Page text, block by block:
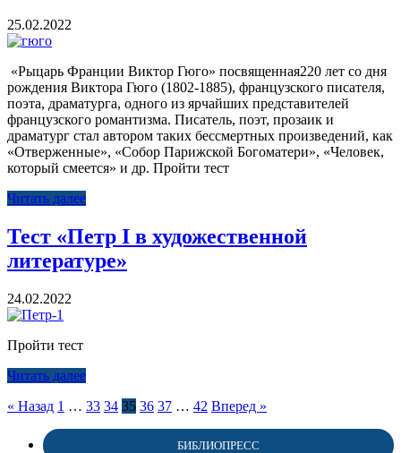
25.02.2022
«Рыцарь Франции Виктор Гюго» посвященная220 лет со дня
рождения Виктора Гюго (1802-1885), французского писателя,
поэта, драматурга, одного из ярчайших представителей
французского романтизма. Писатель, поэт, прозаик и
драматург стал автором таких бессмертных произведений, как
«Отверженные», «Собор Парижской Богоматери», «Человек,
который смеется» и др. Пройти тест
Читать далее
Тест «Петр I в художественной
литературе»
24.02.2022
Пройти тест
Читать далее
Пагинация
записей
« Назад 1 … 33 34 35 36 37 … 42 Вперед »
БИБЛИОПРЕСС